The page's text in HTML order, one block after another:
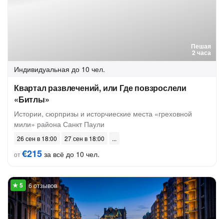
Пешая
2 часа
Индивидуальная до 10 чел.
Квартал развлечений, или Где повзрослели
«Битлы»
Истории, сюрпризы и исторчиеские места «греховной
мили» района Санкт Паули
26 сен в 18:00
27 сен в 18:00
от€215 за всё до 10 чел.
6 отзывов